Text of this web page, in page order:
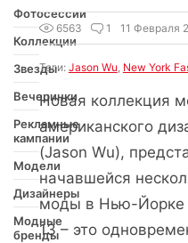
Фотосессии
Коллекции
Звезды
Вечеринки
Рекламные
кампании
Модели
Дизайнеры
Модные
бренды
6563 1 11 Февраля
Теги: Jason Wu, New York
Новая коллекция
американского
(Jason Wu),
начавшейся
моды в Нью-Йорке
13 – это